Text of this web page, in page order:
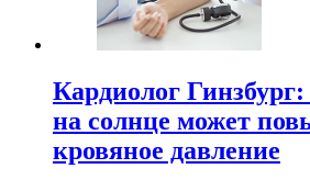
Кардиолог
на солнце может
кровяное давление